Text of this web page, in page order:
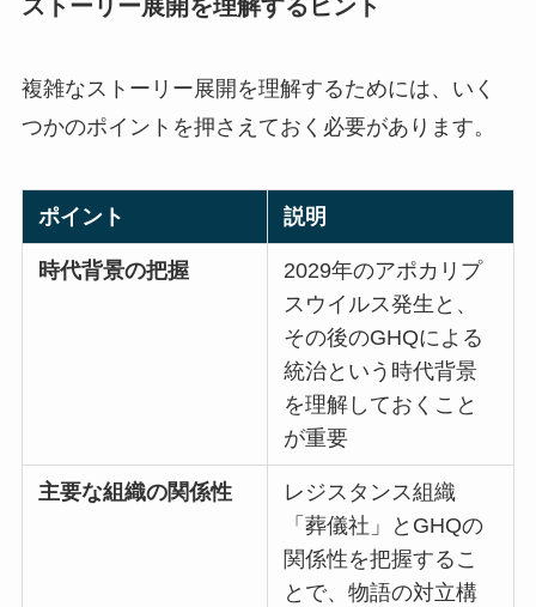
ストーリー展開を理解するヒント
複雑なストーリー展開を理解するためには、いく
つかのポイントを押さえておく必要があります。
ポイント 説明
時代背景の把握
2029年のアポカリプ
スウイルス発生と、
その後のGHQによる
統治という時代背景
を理解しておくこと
が重要
主要な組織の関係性
レジスタンス組織
「葬儀社」とGHQの
関係性を把握するこ
とで、物語の対立構